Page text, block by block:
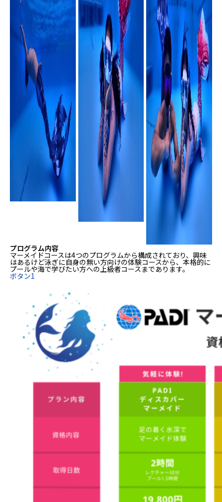
プログラム内容
マーメイドコースは4つのプログラムから構成されており、興味
はあるけど泳ぎに自身の無い方向けの体験コースから、本格的に
プールや海で学びたい方への上級者コースまであります。
ボタン1